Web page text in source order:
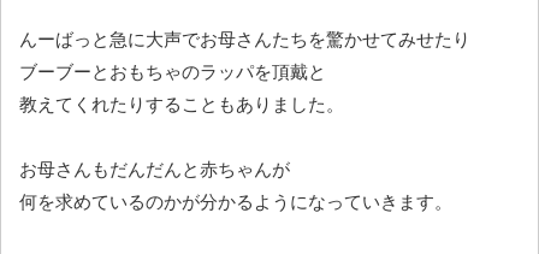
んーばっと急に大声でお母さんたちを驚かせてみせたり
ブーブーとおもちゃのラッパを頂戴と
教えてくれたりすることもありました。
お母さんもだんだんと赤ちゃんが
何を求めているのかが分かるようになっていきます。